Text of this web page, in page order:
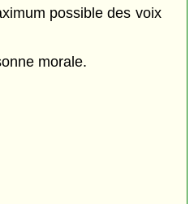
possible des voix
morale.